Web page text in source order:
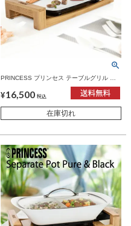
PRINCESS プリンセス テーブルグリル ミ
ニピュア | キッチン家電・ホットプレート
¥16,500 税込
在庫切れ